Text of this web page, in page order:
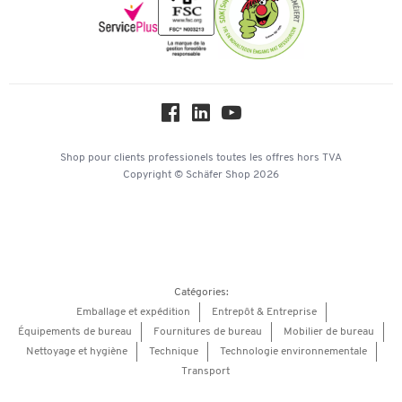
Shop pour clients professionels toutes les offres hors TVA
Copyright © Schäfer Shop 2026
Catégories:
Emballage et expédition
Entrepôt & Entreprise
Équipements de bureau
Fournitures de bureau
Mobilier de bureau
Nettoyage et hygiène
Technique
Technologie environnementale
Transport